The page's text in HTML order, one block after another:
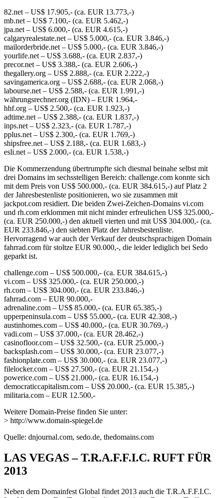
82.net – US$ 17.905,- (ca. EUR 13.773,-)
mb.net – US$ 7.100,- (ca. EUR 5.462,-)
jpa.net – US$ 6.000,- (ca. EUR 4.615,-)
calgaryrealestate.net – US$ 5.000,- (ca. EUR 3.846,-)
mailorderbride.net – US$ 5.000,- (ca. EUR 3.846,-)
yourlife.net – US$ 3.688,- (ca. EUR 2.837,-)
precor.net – US$ 3.388,- (ca. EUR 2.606,-)
thegallery.org – US$ 2.888,- (ca. EUR 2.222,-)
savingamerica.org – US$ 2.688,- (ca. EUR 2.068,-)
labourse.net – US$ 2.588,- (ca. EUR 1.991,-)
währungsrechner.org (IDN) – EUR 1.964,-
hhf.org – US$ 2.500,- (ca. EUR 1.923,-)
adtime.net – US$ 2.388,- (ca. EUR 1.837,-)
inps.net – US$ 2.323,- (ca. EUR 1.787,-)
pplus.net – US$ 2.300,- (ca. EUR 1.769,-)
shipsfree.net – US$ 2.188,- (ca. EUR 1.683,-)
esli.net – US$ 2.000,- (ca. EUR 1.538,-)
Die Kommerzendung übertrumpfte sich diesmal beinahe selbst mit
drei Domains im sechsstelligen Bereich: challenge.com konnte sich
mit dem Preis von US$ 500.000,- (ca. EUR 384.615,-) auf Platz 2
der Jahresbestenliste positionieren, wo sie zusammen mit
jackpot.com residiert. Die beiden Zwei-Zeichen-Domains vi.com
und rh.com erklommen mit nicht minder erfreulichen US$ 325.000,-
(ca. EUR 250.000,-) den aktuell vierten und mit US$ 304.000,- (ca.
EUR 233.846,-) den siebten Platz der Jahresbestenliste.
Hervorragend war auch der Verkauf der deutschsprachigen Domain
fahrrad.com für stoltze EUR 90.000,-, die leider lediglich bei Sedo
geparkt ist.
challenge.com – US$ 500.000,- (ca. EUR 384.615,-)
vi.com – US$ 325.000,- (ca. EUR 250.000,-)
rh.com – US$ 304.000,- (ca. EUR 233.846,-)
fahrrad.com – EUR 90.000,-
adrenaline.com – US$ 85.000,- (ca. EUR 65.385,-)
upperpeninsula.com – US$ 55.000,- (ca. EUR 42.308,-)
austinhomes.com – US$ 40.000,- (ca. EUR 30.769,-)
vadi.com – US$ 37.000,- (ca. EUR 28.462,-)
casinofloor.com – US$ 32.500,- (ca. EUR 25.000,-)
backsplash.com – US$ 30.000,- (ca. EUR 23.077,-)
fashionplate.com – US$ 30.000,- (ca. EUR 23.077,-)
filelocker.com – US$ 27.500,- (ca. EUR 21.154,-)
powerice.com – US$ 21.000,- (ca. EUR 16.154,-)
democraticcapitalism.com – US$ 20.000,- (ca. EUR 15.385,-)
militaria.com – EUR 12.500,-
Weitere Domain-Preise finden Sie unter:
> http://www.domain-spiegel.de
Quelle: dnjournal.com, sedo.de, thedomains.com
LAS VEGAS – T.R.A.F.F.I.C. RUFT FÜR
2013
Neben dem Domainfest Global findet 2013 auch die T.R.A.F.F.I.C.